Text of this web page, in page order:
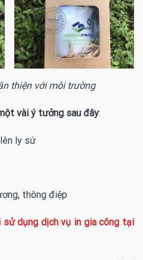
thiện với môi trường
vài ý tưởng sau đây:
ly sứ
thông điệp
sử dụng dịch vụ in gia công tại